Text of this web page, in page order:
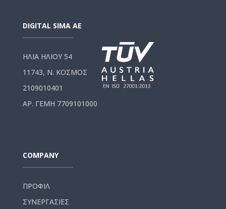
DIGITAL SIMA AE
ΗΛΙΑ ΗΛΙΟΥ 54
11743, Ν. ΚΟΣΜΟΣ
2109010401
ΑΡ. ΓΕΜΗ 7709101000
COMPANY
ΠΡΟΦΙΛ
ΣΥΝΕΡΓΑΣΙΕΣ